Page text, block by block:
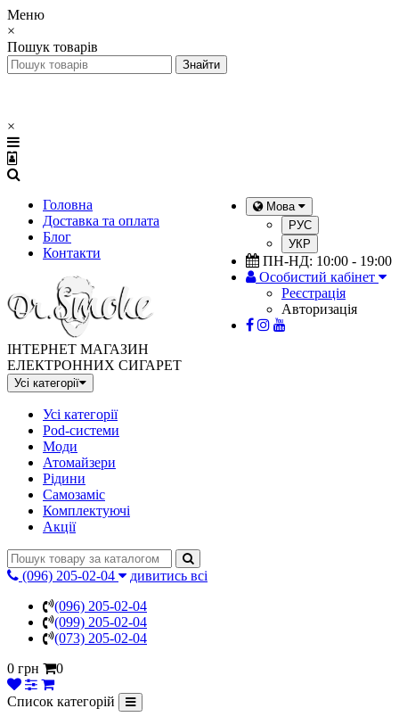
Меню
×
Пошук товарів
×
Головна
Доставка та оплата
Блог
Контакти
Мова
РУС
УКР
ПН-НД: 10:00 - 19:00
Особистий кабінет
Реєстрація
Авторизація
ІНТЕРНЕТ МАГАЗИН
ЕЛЕКТРОННИХ СИГАРЕТ
Усі категорії
Усі категорії
Pod-системи
Моди
Атомайзери
Рідини
Самозаміс
Комплектуючі
Акції
(096) 205-02-04
дивитись всі
(096) 205-02-04
(099) 205-02-04
(073) 205-02-04
0 грн
0
Список категорій